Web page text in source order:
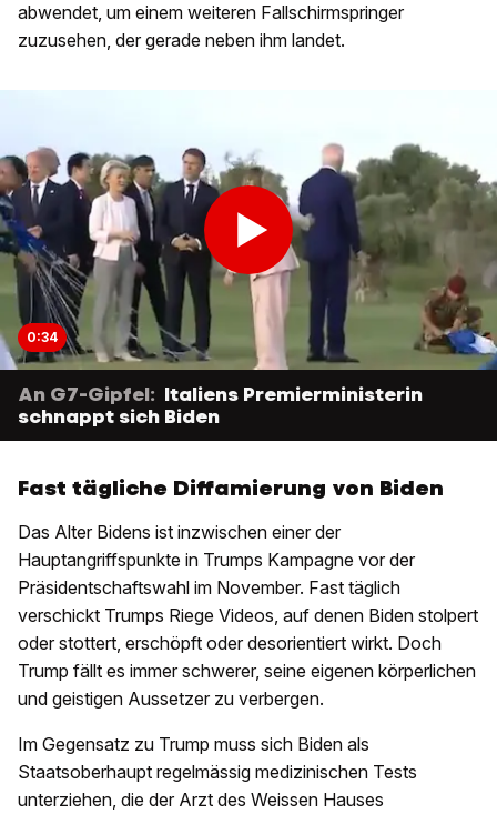
abwendet, um einem weiteren Fallschirmspringer
zuzusehen, der gerade neben ihm landet.
0:34
An G7-Gipfel: Italiens Premierministerin
schnappt sich Biden
Fast tägliche Diffamierung von Biden
Das Alter Bidens ist inzwischen einer der
Hauptangriffspunkte in Trumps Kampagne vor der
Präsidentschaftswahl im November. Fast täglich
verschickt Trumps Riege Videos, auf denen Biden stolpert
oder stottert, erschöpft oder desorientiert wirkt. Doch
Trump fällt es immer schwerer, seine eigenen körperlichen
und geistigen Aussetzer zu verbergen.
Im Gegensatz zu Trump muss sich Biden als
Staatsoberhaupt regelmässig medizinischen Tests
unterziehen, die der Arzt des Weissen Hauses